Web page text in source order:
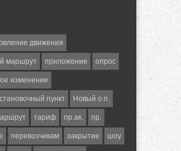
движения
маршрут приложение опрос
изменение
пункт Новый о.п.
тариф пр.ак. пр.
перевозчикам закрытие шоу